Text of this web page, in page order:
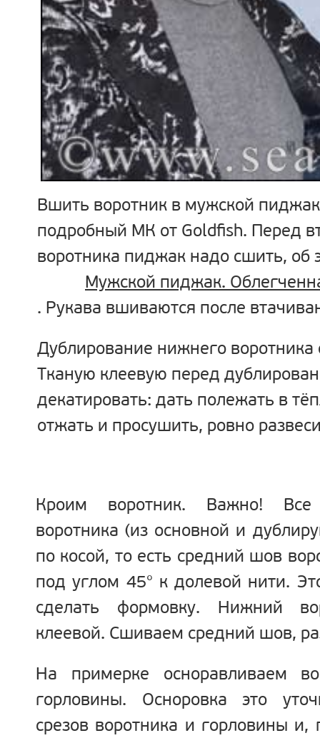
Вшить воротник в мужской
подробный МК от Goldfish. Перед
воротника пиджак надо сшить, об
Мужской пиджак.
. Рукава вшиваются после
Дублирование нижнего воротника
Тканую клеевую перед
декатировать: дать полежать в
отжать и просушить, ровно
Кроим воротник. Важно! Все
воротника (из основной и
по косой, то есть средний шов
под углом 45° к долевой нити.
сделать формовку. Нижний
клеевой. Сшиваем средний шов,
На примерке осноравливаем
горловины. Осноровка это
срезов воротника и горловины и,